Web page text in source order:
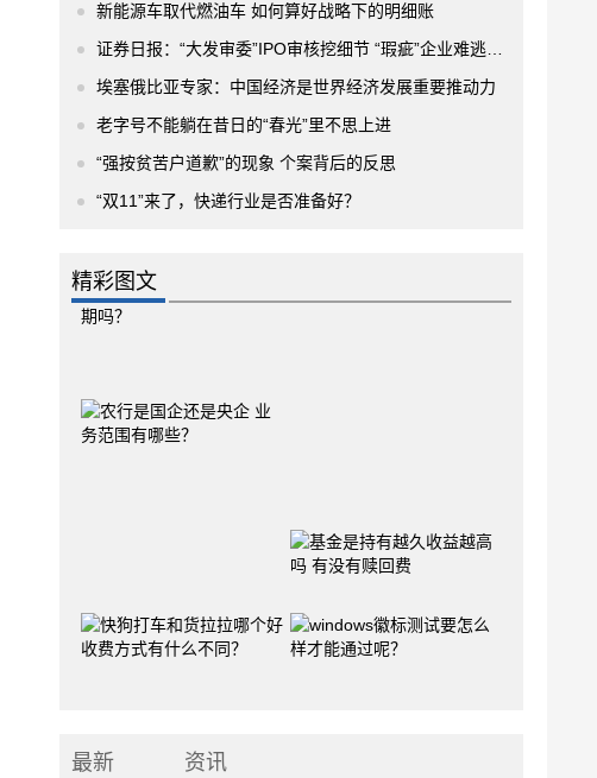
新能源车取代燃油车 如何算好战略下的明细账
证券日报：“大发审委”IPO审核挖细节 “瑕疵”企业难逃法眼
埃塞俄比亚专家：中国经济是世界经济发展重要推动力
老字号不能躺在昔日的“春光”里不思上进
“强按贫苦户道歉”的现象 个案背后的反思
“双11”来了，快递行业是否准备好？
精彩图文
最新 资讯